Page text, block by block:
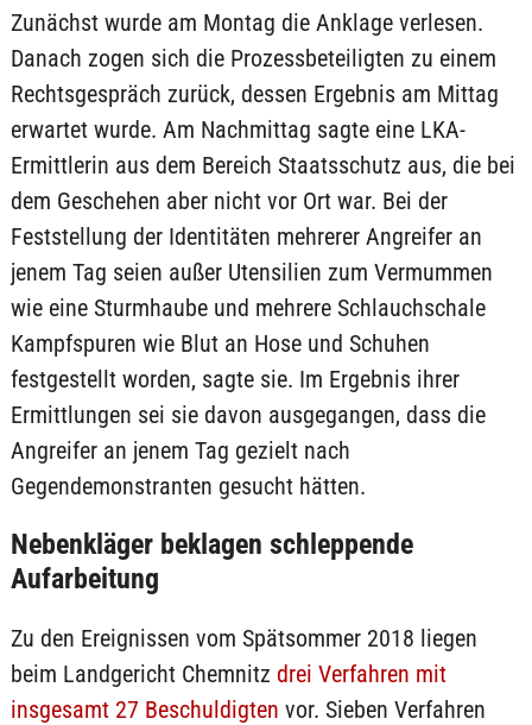
Zunächst wurde am Montag die Anklage verlesen.
Danach zogen sich die Prozessbeteiligten zu einem
Rechtsgespräch zurück, dessen Ergebnis am Mittag
erwartet wurde. Am Nachmittag sagte eine LKA-
Ermittlerin aus dem Bereich Staatsschutz aus, die bei
dem Geschehen aber nicht vor Ort war. Bei der
Feststellung der Identitäten mehrerer Angreifer an
jenem Tag seien außer Utensilien zum Vermummen
wie eine Sturmhaube und mehrere Schlauchschale
Kampfspuren wie Blut an Hose und Schuhen
festgestellt worden, sagte sie. Im Ergebnis ihrer
Ermittlungen sei sie davon ausgegangen, dass die
Angreifer an jenem Tag gezielt nach
Gegendemonstranten gesucht hätten.
Nebenkläger beklagen schleppende
Aufarbeitung
Zu den Ereignissen vom Spätsommer 2018 liegen
beim Landgericht Chemnitz drei Verfahren mit
insgesamt 27 Beschuldigten vor. Sieben Verfahren